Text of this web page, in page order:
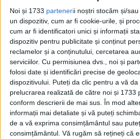
Noi și 1733 partenerii noștri stocăm și/
un dispozitiv, cum ar fi cookie-urile, și
cum ar fi identificatori unici și informații
dispozitiv pentru publicitate și conținut
reclamelor și a conținutului, cercetarea
serviciilor. Cu permisiunea dvs., noi și
folosi date și identificări precise de
dispozitivului. Puteți da clic pentru a vă
prelucrarea realizată de către noi și 1733
conform descrierii de mai sus. În mod
informații mai detaliate și vă puteți
de a vă exprima consimțământul sau
consimțământul. Vă rugăm să rețineți că